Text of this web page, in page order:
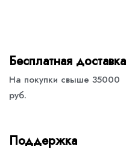
Бесплатная доставка
На покупки свыше 35000
руб.
Поддержка